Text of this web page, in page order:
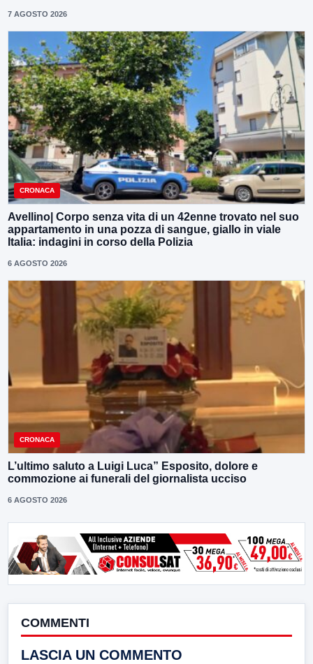
7 AGOSTO 2026
CRONACA
Avellino| Corpo senza vita di un 42enne trovato nel suo
appartamento in una pozza di sangue, giallo in viale
Italia: indagini in corso della Polizia
6 AGOSTO 2026
CRONACA
L’ultimo saluto a Luigi Luca” Esposito, dolore e
commozione ai funerali del giornalista ucciso
6 AGOSTO 2026
COMMENTI
LASCIA UN COMMENTO